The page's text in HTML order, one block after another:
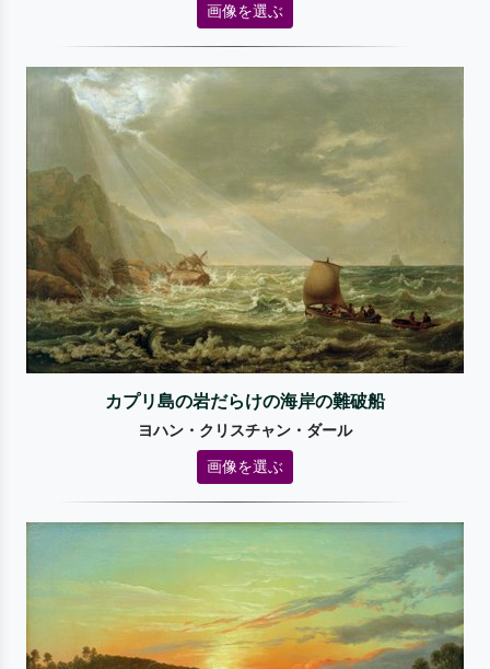
画像を選ぶ
カプリ島の岩だらけの海岸の難破船
ヨハン・クリスチャン・ダール
画像を選ぶ